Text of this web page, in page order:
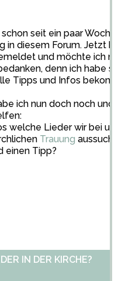
schon seit ein paar
in diesem Forum. Jetzt
und möchte ich
denn ich habe
Tipps und Infos
ich nun doch noch und
welche Lieder wir bei
Trauung
einen Tipp?
IN DER KIRCHE?